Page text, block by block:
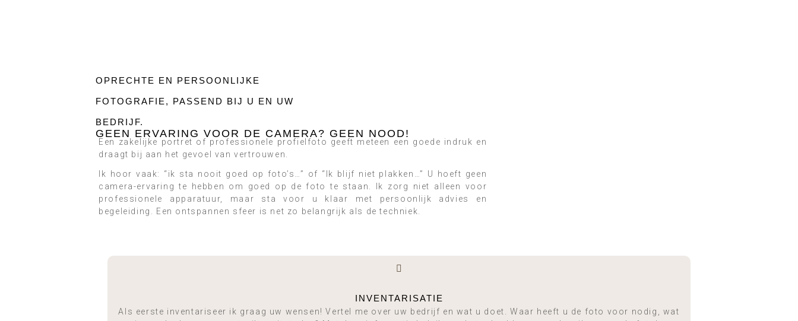
OPRECHTE EN PERSOONLIJKE
FOTOGRAFIE, PASSEND BIJ U EN UW
BEDRIJF.
GEEN ERVARING VOOR DE CAMERA? GEEN NOOD!
Een zakelijke portret of professionele profielfoto geeft meteen een goede indruk en
draagt bij aan het gevoel van vertrouwen.
Ik hoor vaak: “ik sta nooit goed op foto’s…” of “Ik blijf niet plakken…” U hoeft geen
camera-ervaring te hebben om goed op de foto te staan. Ik zorg niet alleen voor
professionele apparatuur, maar sta voor u klaar met persoonlijk advies en
begeleiding. Een ontspannen sfeer is net zo belangrijk als de techniek.
INVENTARISATIE
Als eerste inventariseer ik graag uw wensen! Vertel me over uw bedrijf en wat u doet. Waar heeft u de foto voor nodig, wat